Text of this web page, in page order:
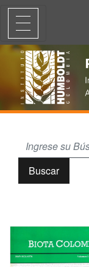
Las especies de
Buscar